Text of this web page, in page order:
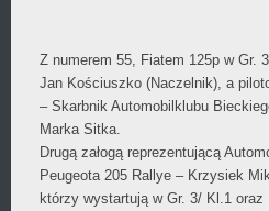
Z numerem 55, Fiatem 125p w Gr.
Jan Kościuszko (Naczelnik), a
– Skarbnik Automobilklubu
Marka Sitka.
Drugą załogą reprezentującą
Peugeota 205 Rallye – Krzysiek
którzy wystartują w Gr. 3/ Kl.1 oraz